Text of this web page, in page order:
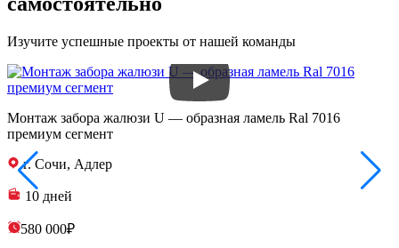
Изучите успешные проекты от нашей команды
Монтаж забора жалюзи U — образная ламель Ral 7016
премиум сегмент
г. Сочи, Адлер
10 дней
580 000₽